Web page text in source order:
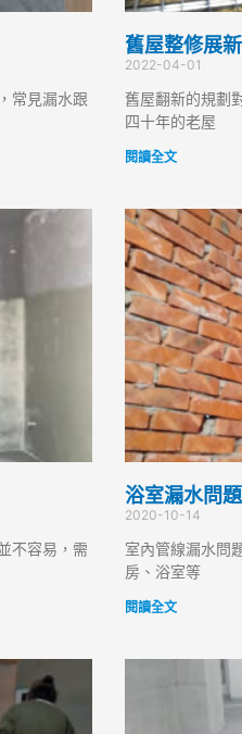
常見漏水跟
舊屋整修展
2022-04-01
舊屋翻新的規劃
四十年的老屋
閱讀全文
不容易，需
浴室漏水問
2020-10-14
室內管線漏水問
房、浴室等
閱讀全文